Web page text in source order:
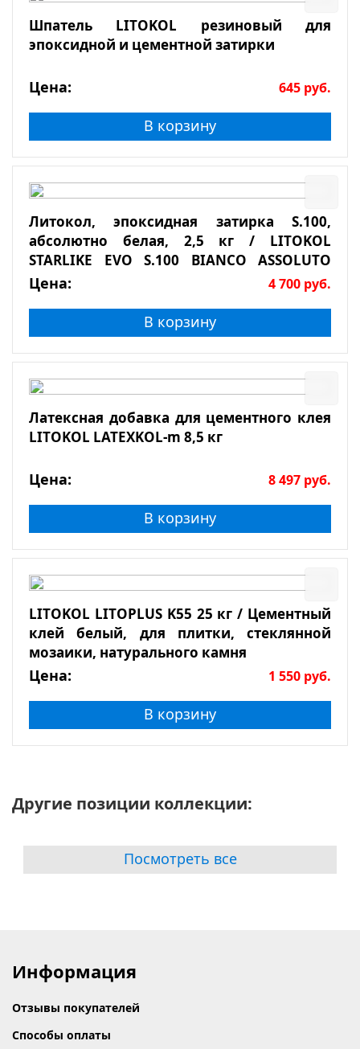
Шпатель LITOKOL резиновый для
эпоксидной и цементной затирки
Цена: 645 руб.
В корзину
Литокол, эпоксидная затирка S.100,
абсолютно белая, 2,5 кг / LITOKOL
STARLIKE EVO S.100 BIANCO ASSOLUTO
2,5кг
Цена: 4 700 руб.
В корзину
Латексная добавка для цементного клея
LITOKOL LATEXKOL-m 8,5 кг
Цена: 8 497 руб.
В корзину
LITOKOL LITOPLUS K55 25 кг / Цементный
клей белый, для плитки, стеклянной
мозаики, натурального камня
Цена: 1 550 руб.
В корзину
Другие позиции коллекции:
Посмотреть все
Информация
Отзывы покупателей
Способы оплаты